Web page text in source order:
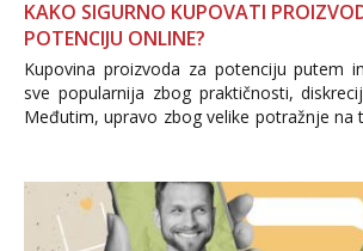
KAKO SIGURNO KUPOVATI
POTENCIJU ONLINE?
Kupovina proizvoda za potenciju putem
sve popularnija zbog praktičnosti,
Međutim, upravo zbog velike potražnje na
i brojni krivotvoreni proizvodi,